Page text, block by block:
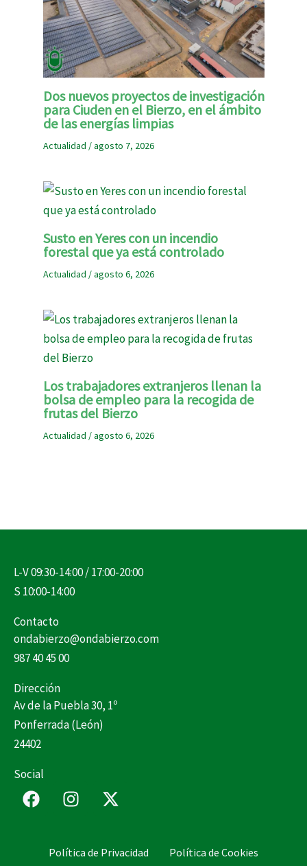
Dos nuevos proyectos de investigación
para Ciuden en el Bierzo, en el ámbito
de las energías limpias
Actualidad /agosto 7, 2026
Susto en Yeres con un incendio
forestal que ya está controlado
Actualidad /agosto 6, 2026
Los trabajadores extranjeros llenan la
bolsa de empleo para la recogida de
frutas del Bierzo
Actualidad /agosto 6, 2026
L-V 09:30-14:00 / 17:00-20:00
S 10:00-14:00
Contacto
ondabierzo@ondabierzo.com
987 40 45 00
Dirección
Av de la Puebla 30, 1º
Ponferrada (León)
24402
Social
F
a
I
n
a
X
-
i
Política de Privacidad Política de Cookies